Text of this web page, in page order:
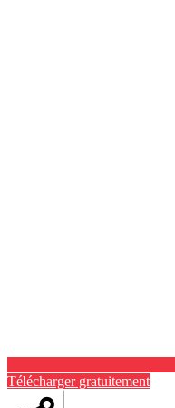
Télécharger gratuitement